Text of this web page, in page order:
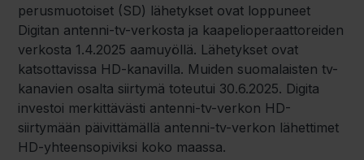
perusmuotoiset (SD) lähetykset ovat loppuneet
Digitan antenni-tv-verkosta ja kaapelioperaattoreiden
verkosta 1.4.2025 aamuyöllä. Lähetykset ovat
katsottavissa HD-kanavilla. Muiden suomalaisten tv-
kanavien osalta siirtymä toteutui 30.6.2025. Digita
investoi merkittävästi antenni-tv-verkon HD-
siirtymään päivittämällä antenni-tv-verkon lähettimet
HD-yhteensopiviksi koko maassa.